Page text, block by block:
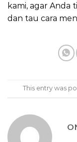
kami, agar Anda
dan tau cara
This entry was